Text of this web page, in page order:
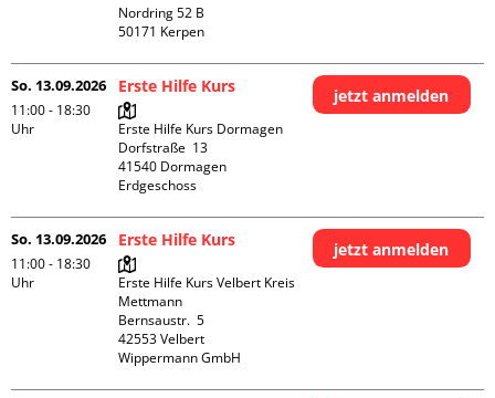
Nordring 52 B
So. 13.09.2026
11:00 - 18:30
Uhr
Erste Hilfe Kurs
Erste Hilfe Kurs Dormagen
Dorfstraße  13
41540 Dormagen
Erdgeschoss
jetzt anmelden
So. 13.09.2026
11:00 - 18:30
Uhr
Erste Hilfe Kurs
Erste Hilfe Kurs Velbert Kreis
Mettmann
Bernsaustr.  5
42553 Velbert
Wippermann GmbH
jetzt anmelden